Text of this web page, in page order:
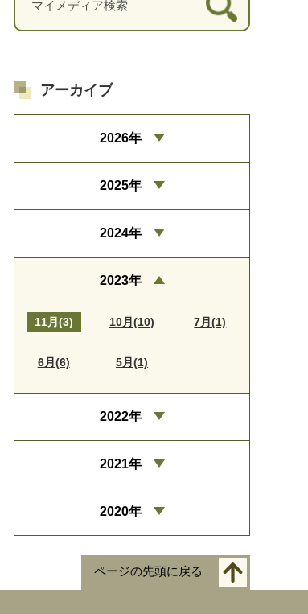
アーカイブ
2026年
2025年
2024年
2023年
11月(3) 10月(10) 7月(1)
6月(6) 5月(1)
2022年
2021年
2020年
ページの先頭に戻る